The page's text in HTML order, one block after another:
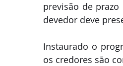
previsão de
devedor deve
Instaurado o
os credores são